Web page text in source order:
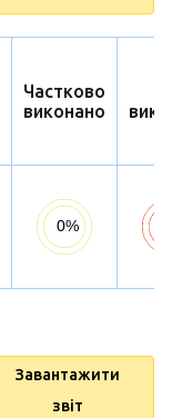
Частково
виконано
Завантажити
звіт